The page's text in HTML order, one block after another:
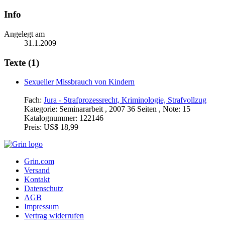
Info
Angelegt am
31.1.2009
Texte (1)
Sexueller Missbrauch von Kindern
Fach: Jura - Strafprozessrecht, Kriminologie, Strafvollzug
Kategorie: Seminararbeit , 2007 36 Seiten , Note: 15
Katalognummer: 122146
Preis: US$ 18,99
Grin.com
Versand
Kontakt
Datenschutz
AGB
Impressum
Vertrag widerrufen